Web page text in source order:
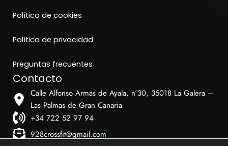
Política de cookies
Política de privacidad
Preguntas frecuentes
Contacto
Calle Alfonso Armas de Ayala, nº30, 35018 La Galera –
Las Palmas de Gran Canaria
+34 722 52 97 94
928crossfit@gmail.com